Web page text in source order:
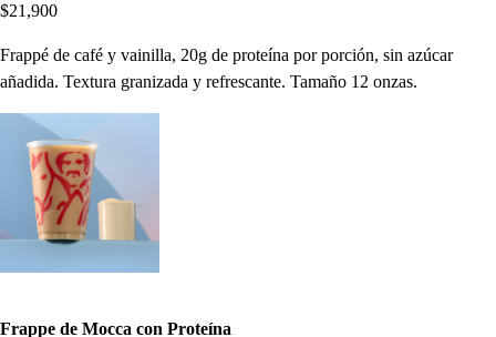
$21,900
Frappé de café y vainilla, 20g de proteína por porción, sin azúcar
añadida. Textura granizada y refrescante. Tamaño 12 onzas.
Frappe de Mocca con Proteína